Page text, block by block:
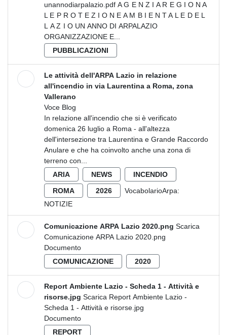
unannodiarpalazio.pdf A G E N Z I A R E G I O N A
L E P R O T E Z I O N E A M B I E N T A L E D E L
L A Z I O UN ANNO DI ARPALAZIO
ORGANIZZAZIONE E...
PUBBLICAZIONI
Le attività dell'ARPA Lazio in relazione
all'incendio in via Laurentina a Roma, zona
Vallerano
Voce Blog
In relazione all'incendio che si è verificato
domenica 26 luglio a Roma - all'altezza
dell'intersezione tra Laurentina e Grande Raccordo
Anulare e che ha coinvolto anche una zona di
terreno con...
ARIA
NEWS
INCENDIO
ROMA
2026
VocabolarioArpa:
NOTIZIE
Comunicazione ARPA Lazio 2020.png Scarica
Comunicazione ARPA Lazio 2020.png
Documento
COMUNICAZIONE
2020
Report Ambiente Lazio - Scheda 1 - Attività e
risorse.jpg Scarica Report Ambiente Lazio -
Scheda 1 - Attività e risorse.jpg
Documento
REPORT